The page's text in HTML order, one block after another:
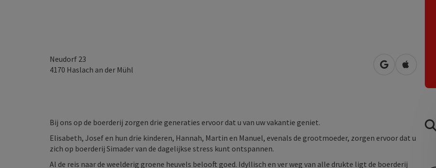
Neudorf 23
4170 Haslach an der Mühl Openen inOpenen
Bij ons op de boerderij zorgen drie generaties ervoor dat u van uw vakantie geniet.
Elisabeth, Josef en hun drie kinderen, Hannah, Martin en Manuel, evenals de grootmoeder, zorgen ervoor dat u
zich op boerderij Simader van de dagelijkse stress kunt ontspannen.
Al de reis naar de weelderig groene heuvels belooft goed. Idyllisch en ver weg van alle drukte ligt de boerderij